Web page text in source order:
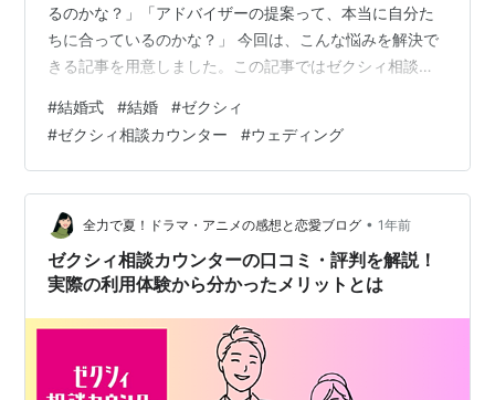
るのかな？」「アドバイザーの提案って、本当に自分た
ちに合っているのかな？」 今回は、こんな悩みを解決で
きる記事を用意しました。この記事ではゼクシィ相談カ
っとした後悔をお伝えします。この記事のポイント 知っ
ておくべきデメリットと具体的な対処法 ウェブサイト経
由の予約で得られる特典と相談カウンターの使い分け方
アドバイザー選びのコツと相談時の重要ポイント 前半で
は相談カウンターの基本的なデメリットと対策、後半で
は効率的な式場探しの方法について主に紹介…
#結婚式 #結婚 #ゼクシィ
#ゼクシィ相談カウンター #ウェディング
全力で夏！ドラマ・アニメの感想と恋愛ブログ • 1年前
ゼクシィ相談カウンターの口コミ・評判を解説！
実際の利用体験から分かったメリットとは